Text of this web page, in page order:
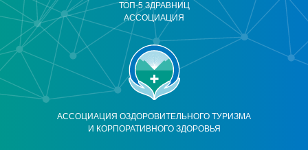
АССОЦИАЦИЯ ОЗДОРОВИТЕЛЬНОГО ТУРИЗМА
И КОРПОРАТИВНОГО ЗДОРОВЬЯ
ТОП-5 ЗДРАВНИЦ
АССОЦИАЦИЯ